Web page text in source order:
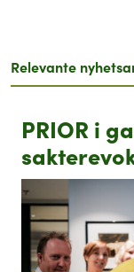
Relevante
PRIOR i